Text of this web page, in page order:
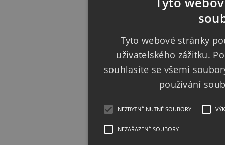
Tyto webové stránky
uživatelského zážitku.
souhlasíte se všemi
používání
NEZBYTNĚ NUTNÉ SOUBORY
NEZAŘAZENÉ SOUBORY